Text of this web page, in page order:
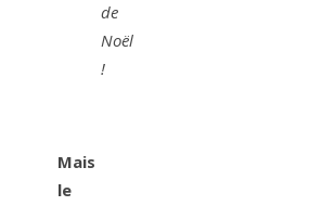
de
Noël
!
Mais
le